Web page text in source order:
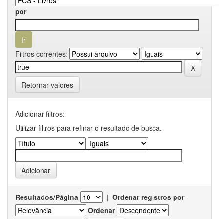
por
Filtros correntes:
Retornar valores
Adicionar filtros:
Utilizar filtros para refinar o resultado de busca.
Resultados/Página | Ordenar registros por
Ordenar